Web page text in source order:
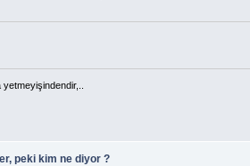
peki kim ne diyor ?